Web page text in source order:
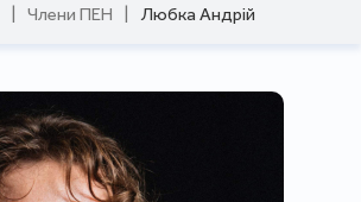
Члени ПЕН Любка Андрій